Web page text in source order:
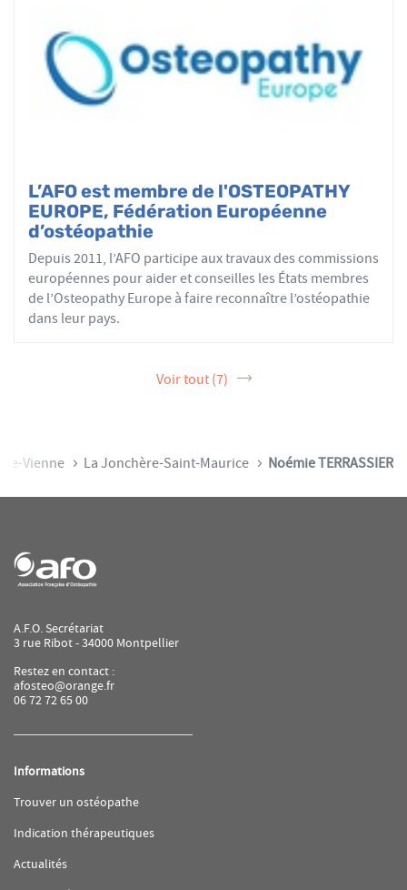
L’AFO est membre de l'OSTEOPATHY
EUROPE, Fédération Européenne
d’ostéopathie
Depuis 2011, l’AFO participe aux travaux des commissions
européennes pour aider et conseilles les États membres
de l’Osteopathy Europe à faire reconnaître l’ostéopathie
dans leur pays.
Voir tout (7)
Vienne La Jonchère-Saint-Maurice Noémie TERRASSIER
A.F.O. Secrétariat
3 rue Ribot - 34000 Montpellier
Restez en contact :
afosteo@orange.fr
06 72 72 65 00
Informations
Trouver un ostéopathe(ouvre
une
Indication thérapeutiques(ouvre
Actualités(ouvre